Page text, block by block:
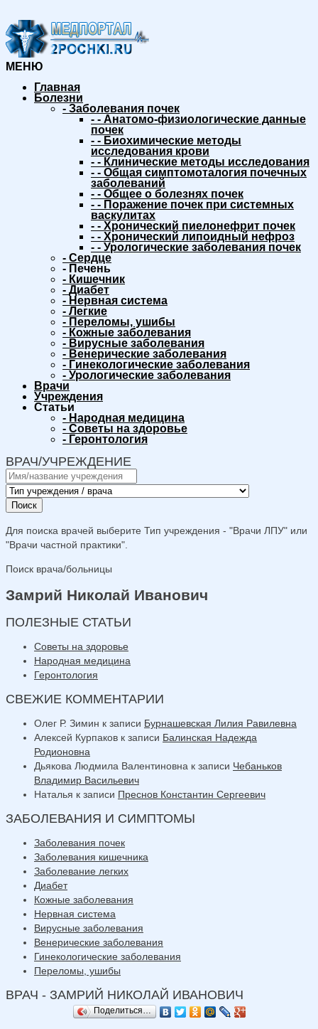
МЕНЮ
Главная
Болезни
- Заболевания почек
- - Анатомо-физиологические данные
почек
- - Биохимические методы
исследования крови
- - Клинические методы исследования
- - Общая симптомоталогия почечных
заболеваний
- - Общее о болезнях почек
- - Поражение почек при системных
васкулитах
- - Хронический пиелонефрит почек
- - Хронический липоидный нефроз
- - Урологические заболевания почек
- Сердце
- Печень
- Кишечник
- Диабет
- Нервная система
- Легкие
- Переломы, ушибы
- Кожные заболевания
- Вирусные заболевания
- Венерические заболевания
- Гинекологические заболевания
- Урологические заболевания
Врачи
Учреждения
Статьи
- Народная медицина
- Советы на здоровье
- Геронтология
ВРАЧ/УЧРЕЖДЕНИЕ
Поиск
Для поиска врачей выберите Тип учреждения - "Врачи ЛПУ" или
"Врачи частной практики".
Поиск врача/больницы
Замрий Николай Иванович
ПОЛЕЗНЫЕ СТАТЬИ
Советы на здоровье
Народная медицина
Геронтология
СВЕЖИЕ КОММЕНТАРИИ
Олег Р. Зимин к записи Бурнашевская Лилия Равилевна
Алексей Курпаков к записи Балинская Надежда
Родионовна
Дьякова Людмила Валентиновна к записи Чебаньков
Владимир Васильевич
Наталья к записи Преснов Константин Сергеевич
ЗАБОЛЕВАНИЯ И СИМПТОМЫ
Заболевания почек
Заболевания кишечника
Заболевание легких
Диабет
Кожные заболевания
Нервная система
Вирусные заболевания
Венерические заболевания
Гинекологические заболевания
Переломы, ушибы
ВРАЧ - ЗАМРИЙ НИКОЛАЙ ИВАНОВИЧ
Поделиться…